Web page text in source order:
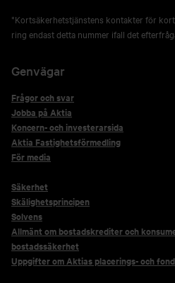
*Kortsäkerhetstjänstens kontakter för
ring endast detta nummer ifall det
Genvägar
Frågor och svar
Jobba på Aktia
Koncern- och investerarsida
Aktia Fastighetsförmedling
För media
Säkerhet
Skälighetsprincipen
Solvens
Allmänt om bostadskrediter och
bostadssäkerhet
Uppgifter om Aktias placerings- och